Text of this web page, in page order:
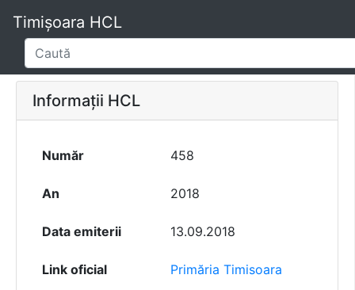
Timișoara HCL
Informații HCL
Număr 458
An 2018
Data emiterii 13.09.2018
Link oficial Primăria Timisoara